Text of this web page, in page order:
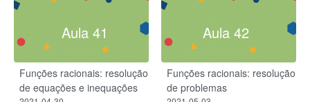
Aula 41
Funções racionais: resolução
de equações e inequações
Aula 42
Funções racionais: resolução
de problemas